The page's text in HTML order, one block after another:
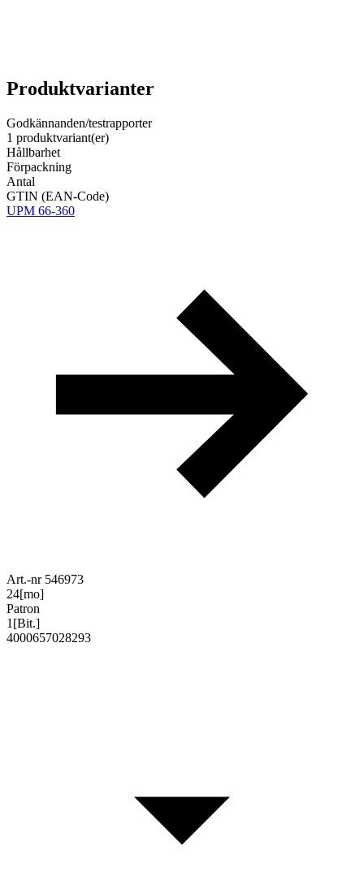
Produktvarianter
Godkännanden/testrapporter
1 produktvariant(er)
Hållbarhet
Förpackning
Antal
GTIN (EAN-Code)
UPM 66-360
Art.-nr 546973
24[mo]
Patron
1 [Bit.]
4000657028293